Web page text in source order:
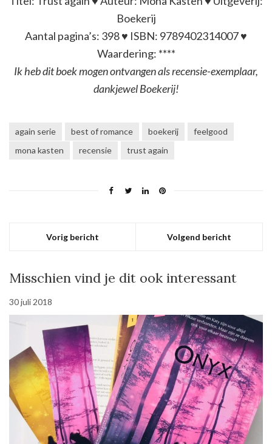
Boekerij
Aantal pagina’s: 398 ♥ ISBN: 9789402314007 ♥
Waardering: ****
Ik heb dit boek mogen ontvangen als recensie-exemplaar,
dankjewel Boekerij!
again serie best of romance boekerij
feelgood
mona kasten
recensie trust again
Vorig bericht Volgend bericht
Misschien vind je dit ook interessant
30 juli 2018